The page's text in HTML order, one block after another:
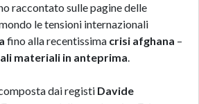
raccontato sulle pagine delle
le tensioni internazionali
fino alla recentissima crisi afghana –
materiali in anteprima.
dai registi Davide